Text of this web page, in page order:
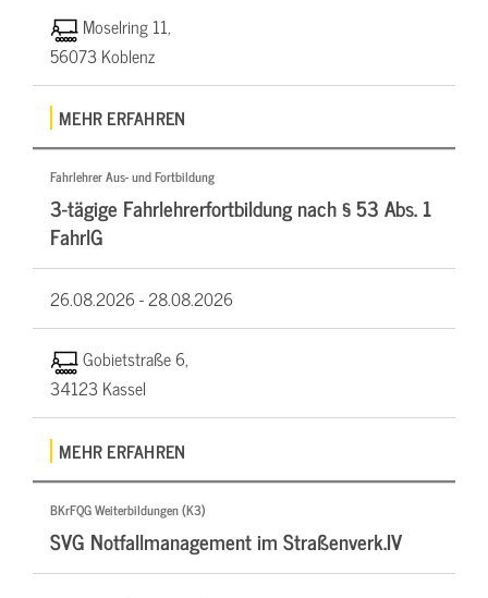
Moselring 11,
56073 Koblenz
MEHR ERFAHREN
Fahrlehrer Aus- und Fortbildung
3-tägige Fahrlehrerfortbildung nach § 53 Abs. 1
FahrlG
26.08.2026 -28.08.2026
Gobietstraße 6,
34123 Kassel
MEHR ERFAHREN
BKrFQG Weiterbildungen (K3)
SVG Notfallmanagement im Straßenverk.IV